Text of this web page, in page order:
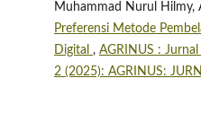
Muhammad Nurul Hilmy,
Preferensi Metode
Digital , AGRINUS :
2 (2025): AGRINUS: